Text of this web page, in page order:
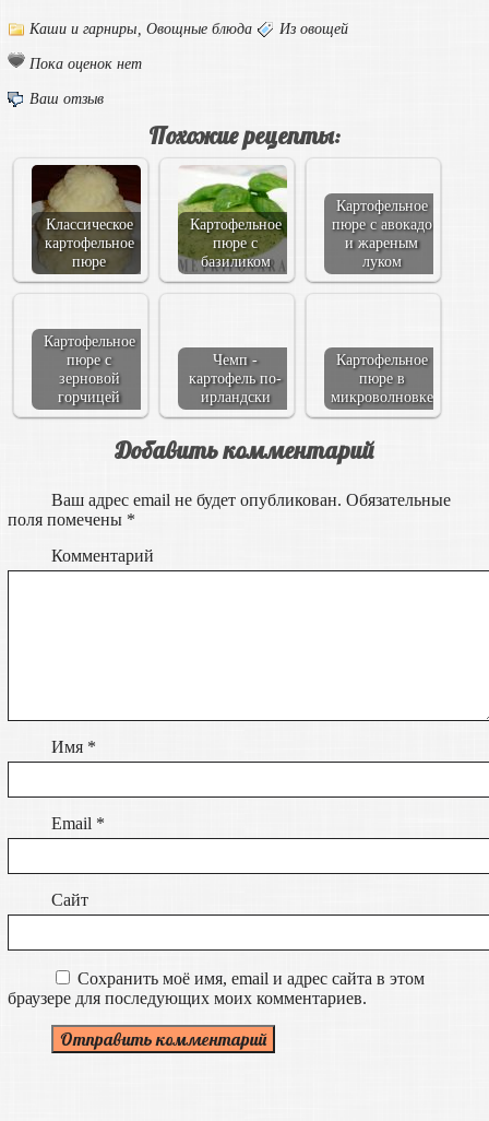
Каши и гарниры Овощные блюда Из овощей
Пока оценок нет
Ваш отзыв
Похожие рецепты:
Классическое
картофельное
пюре
Картофельное
пюре с
базиликом
Картофельное
пюре с авокадо
и жареным
луком
Картофельное
пюре с
зерновой
горчицей
Чемп -
картофель по-
ирландски
Картофельное
пюре в
микроволновке
Добавить комментарий
Ваш адрес email не будет опубликован. Обязательные
поля помечены *
Комментарий
Имя *
Email *
Сайт
Сохранить моё имя, email и адрес сайта в этом
браузере для последующих моих комментариев.